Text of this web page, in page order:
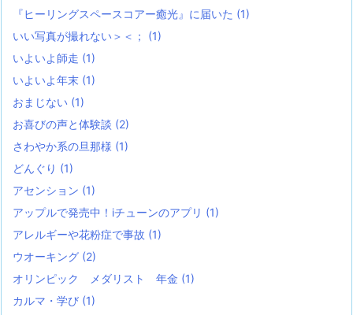
『ヒーリングスペースコアー癒光』に届いた (1)
いい写真が撮れない＞＜； (1)
いよいよ師走 (1)
いよいよ年末 (1)
おまじない (1)
お喜びの声と体験談 (2)
さわやか系の旦那様 (1)
どんぐり (1)
アセンション (1)
アップルで発売中！iチューンのアプリ (1)
アレルギーや花粉症で事故 (1)
ウオーキング (2)
オリンピック メダリスト 年金 (1)
カルマ・学び (1)